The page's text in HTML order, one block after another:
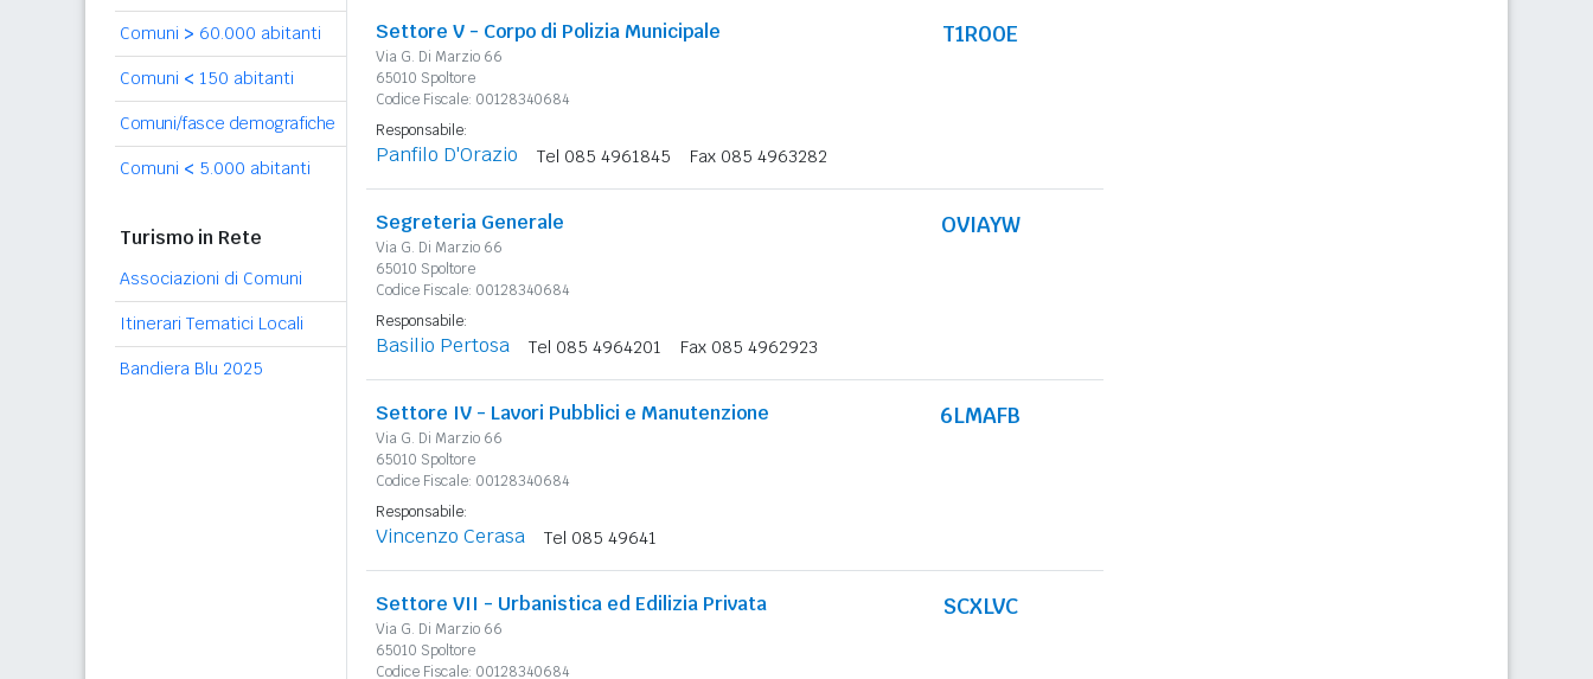
Comuni > 60.000 abitanti
Comuni < 150 abitanti
Comuni/fasce demografiche
Comuni < 5.000 abitanti
Turismo in Rete
Associazioni di Comuni
Itinerari Tematici Locali
Bandiera Blu 2025
Settore V - Corpo di Polizia Municipale
Via G. Di Marzio 66
65010 Spoltore
Codice Fiscale: 00128340684
T1R00E
Responsabile:
Panfilo D'Orazio Tel 085 4961845 Fax 085 4963282
Segreteria Generale
Via G. Di Marzio 66
65010 Spoltore
Codice Fiscale: 00128340684
OVIAYW
Responsabile:
Basilio Pertosa Tel 085 4964201 Fax 085 4962923
Settore IV - Lavori Pubblici e Manutenzione
Via G. Di Marzio 66
65010 Spoltore
Codice Fiscale: 00128340684
6LMAFB
Responsabile:
Vincenzo Cerasa Tel 085 49641
Settore VII - Urbanistica ed Edilizia Privata
Via G. Di Marzio 66
65010 Spoltore
Codice Fiscale: 00128340684
SCXLVC